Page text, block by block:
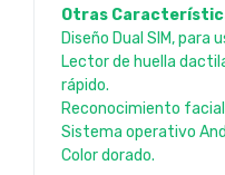
Otras
Diseño Dual SIM, para
Lector de huella
rápido.
Reconocimiento
Sistema operativo
Color dorado.